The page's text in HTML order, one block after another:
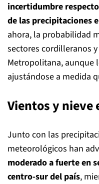
incertidumbre
de las precipitaciones
ahora, la probabilidad
sectores cordilleranos
Metropolitana, aunque
ajustándose a medida
Vientos y nieve
Junto con las
meteorológicos han
moderado a fuerte en
centro-sur del país,